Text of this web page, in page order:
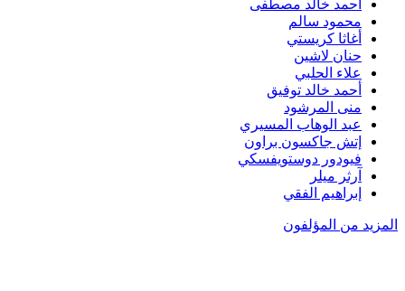
أحمد خالد مصطفى
محمود سالم
أغاثا كريستي
حنان لاشين
علاء الحلبي
أحمد خالد توفيق
منى المرشود
عبد الوهاب المسيري
إتش جاكسون براون
فيودور دوستويفسكي
آرثر ميلر
إبراهيم الفقي
المزيد من المؤلفون